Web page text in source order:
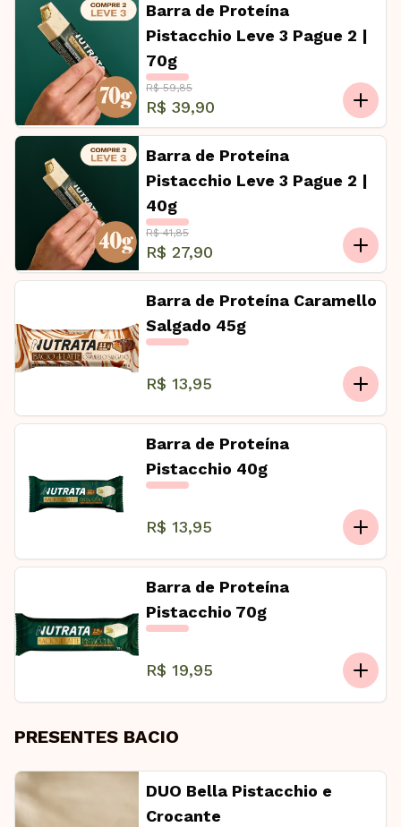
Barra de Proteína
Pistacchio Leve 3 Pague 2 |
70g
R$ 59,85
R$ 39,90
Barra de Proteína
Pistacchio Leve 3 Pague 2 |
40g
R$ 41,85
R$ 27,90
Barra de Proteína Caramello
Salgado 45g
R$ 13,95
Barra de Proteína
Pistacchio 40g
R$ 13,95
Barra de Proteína
Pistacchio 70g
R$ 19,95
PRESENTES BACIO
DUO Bella Pistacchio e
Crocante